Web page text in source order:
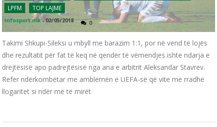
LPFM
TOP LAJME
infosport.mk -02/05/2018 0
Takimi Shkupi-Sileksi u mbyll me barazim 1:1, por në vend të lojës
dhe rezultatit për fat të keq në qendër të vëmendjes ishte ndarja e
drejtësisë apo padrejtësisë nga ana e arbitrit Aleksandar Stavrev.
Refer ndërkombëtar me amblemën e UEFA-së që vite me rradhë
llogaritet si ndër më të mirët